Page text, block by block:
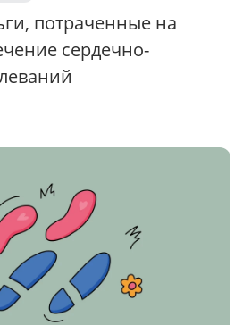
потраченные на
сердечно-